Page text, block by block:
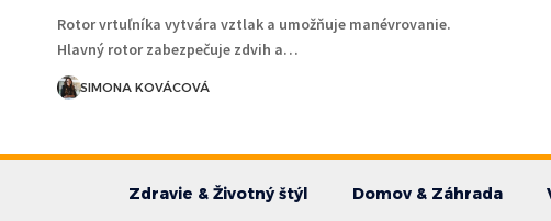
Rotor vrtuľníka vytvára vztlak a umožňuje manévrovanie.
Hlavný rotor zabezpečuje zdvih a…
SIMONA KOVÁCOVÁ
Zdravie & Životný štýl Domov & Záhrada